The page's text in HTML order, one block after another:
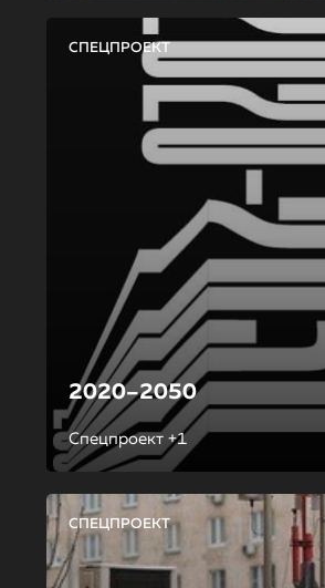
СПЕЦПРОЕКТ
2020–2050
Спецпроект +1
СПЕЦПРОЕКТ